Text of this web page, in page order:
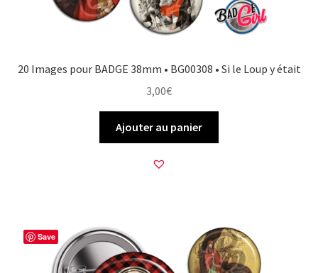
20 Images pour BADGE 38mm • BG00308 • Si le Loup y était
3,00€
Ajouter au panier
Save